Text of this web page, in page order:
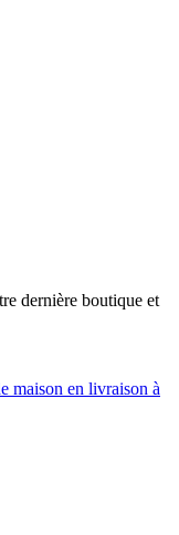
dernière boutique et
maison en livraison à